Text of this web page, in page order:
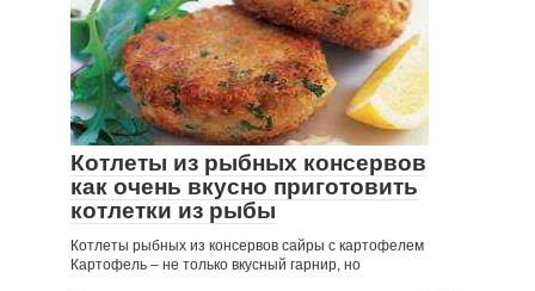
Котлеты из рыбных консервов
как очень вкусно приготовить
котлетки из рыбы
Котлеты рыбных из консервов сайры с картофелем
Картофель – не только вкусный гарнир, но